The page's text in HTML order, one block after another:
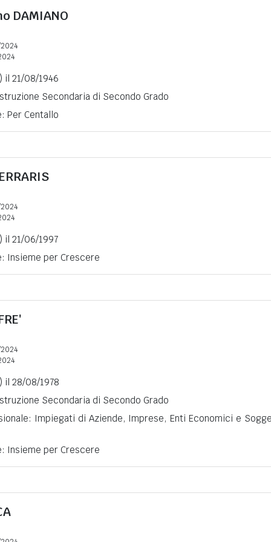
DAMIANO
il 21/08/1946
Secondaria di Secondo Grado
Per Centallo
il 21/06/1997
Insieme per Crescere
il 28/08/1978
Secondaria di Secondo Grado
Impiegati di Aziende, Imprese, Enti Economici e
Insieme per Crescere